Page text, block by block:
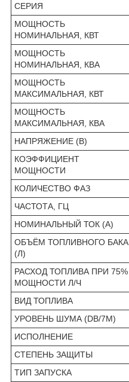
СЕРИЯ
МОЩНОСТЬ
НОМИНАЛЬНАЯ, КВТ
МОЩНОСТЬ
НОМИНАЛЬНАЯ, КВА
МОЩНОСТЬ
МАКСИМАЛЬНАЯ, КВТ
МОЩНОСТЬ
МАКСИМАЛЬНАЯ, КВА
НАПРЯЖЕНИЕ (В)
КОЭФФИЦИЕНТ
МОЩНОСТИ
КОЛИЧЕСТВО ФАЗ
ЧАСТОТА, ГЦ
НОМИНАЛЬНЫЙ ТОК (А)
ОБЪЁМ ТОПЛИВНОГО БАКА
(Л)
РАСХОД ТОПЛИВА ПРИ 75%
МОЩНОСТИ Л/Ч
ВИД ТОПЛИВА
УРОВЕНЬ ШУМА (DB/7М)
ИСПОЛНЕНИЕ
СТЕПЕНЬ ЗАЩИТЫ
ТИП ЗАПУСКА